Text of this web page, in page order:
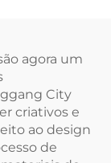
e Presentes
agora um
City
criativos e
ao design
de